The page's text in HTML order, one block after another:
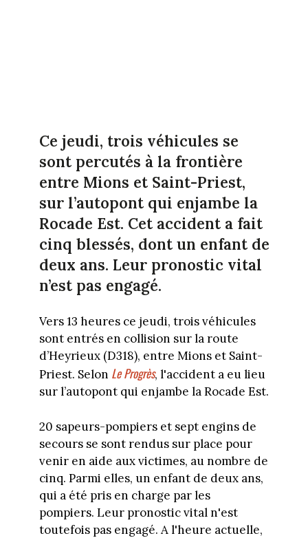
Ce jeudi, trois véhicules se
sont percutés à la frontière
entre Mions et Saint-Priest,
sur l’autopont qui enjambe la
Rocade Est. Cet accident a fait
cinq blessés, dont un enfant de
deux ans. Leur pronostic vital
n’est pas engagé.
Vers 13 heures ce jeudi, trois véhicules
sont entrés en collision sur la route
d’Heyrieux (D318), entre Mions et Saint-
Priest. Selon Le Progrès, l'accident a eu lieu
sur l’autopont qui enjambe la Rocade Est.
20 sapeurs-pompiers et sept engins de
secours se sont rendus sur place pour
venir en aide aux victimes, au nombre de
cinq. Parmi elles, un enfant de deux ans,
qui a été pris en charge par les
pompiers. Leur pronostic vital n'est
toutefois pas engagé. A l'heure actuelle,